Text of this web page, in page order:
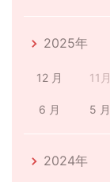
2025年
12 月 11月
6 月 5 月
2024年